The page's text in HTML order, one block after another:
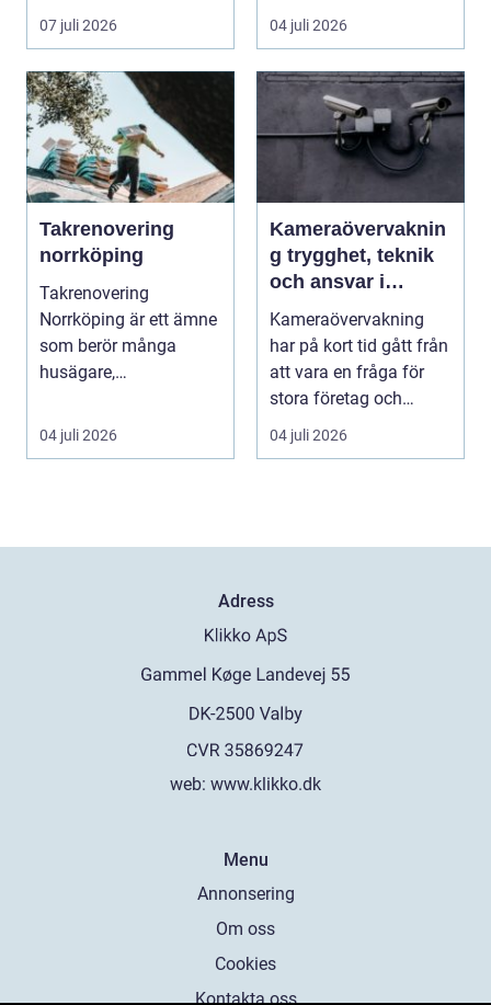
event, m...
07 juli 2026
ceremoni, ju...
04 juli 2026
Takrenovering
norrköping
Takrenovering
Norrköping är ett ämne
som berör många
husägare,
och fastighets...
04 juli 2026
Kameraövervaknin
g trygghet, teknik
och ansvar i
samma lösning
Kameraövervakning
har på kort tid gått från
att vara en fråga för
stora företag och
köpcentrum till ...
04 juli 2026
Adress
web: www.klikko.dk
Menu
Annonsering
Om oss
Cookies
Kontakta oss